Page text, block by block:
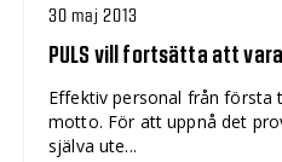
30 maj 2013
PULS vill fortsätta att
Effektiv personal från första
motto. För att uppnå det
själva ute...